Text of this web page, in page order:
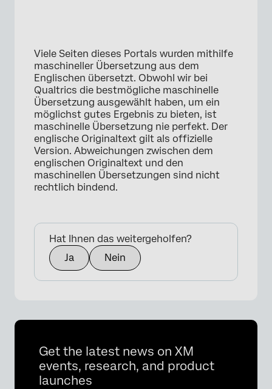
Viele Seiten dieses Portals wurden mithilfe
maschineller Übersetzung aus dem
Englischen übersetzt. Obwohl wir bei
Qualtrics die bestmögliche maschinelle
Übersetzung ausgewählt haben, um ein
möglichst gutes Ergebnis zu bieten, ist
maschinelle Übersetzung nie perfekt. Der
englische Originaltext gilt als offizielle
Version. Abweichungen zwischen dem
englischen Originaltext und den
maschinellen Übersetzungen sind nicht
rechtlich bindend.
Hat Ihnen das weitergeholfen?
Ja
Nein
Get the latest news on XM
events, research, and product
launches